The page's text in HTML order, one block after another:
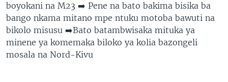
boyokani na M23 ➡️ Pene na bato bakima bisika ba
bango nkama mitano mpe ntuku motoba bawuti na
bikolo misusu ➡️Bato batambwisaka mituka ya
minene ya komemaka biloko ya kolia bazongeli
mosala na Nord-Kivu